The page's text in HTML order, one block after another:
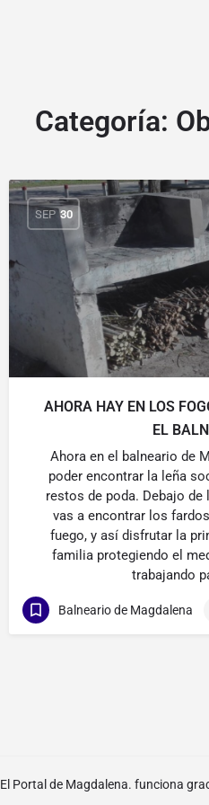
Categoría:
SEP 30
AHORA HAY EN LOS
EL
Ahora en el balneario de
poder encontrar la leña
restos de poda. Debajo
vas a encontrar los
fuego, y así disfrutar la
familia protegiendo el
trabajando
Balneario de Magdalena
El Portal de Magdalena. funciona